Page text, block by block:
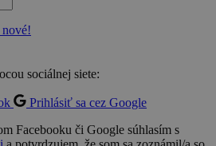
sociálnej siete:
Prihlásiť sa cez Google
Facebooku či Google súhlasím s